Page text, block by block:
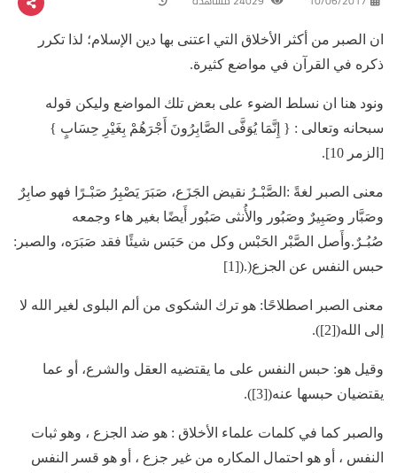
ان الصبر من أكثر الأخلاق التي اعتنى بها دين الإسلام؛ لذا تكرر
ذكره في القرآن في مواضع كثيرة.
ونود هنا ان نسلط الضوء على بعض تلك المواضع وليكن قوله
سبحانه وتعالى : { إِنَّمَا يُوَفَّى الصَّابِرُونَ أَجْرَهُمْ بِغَيْرِ حِسَابٍ }
[الزمر 10].
معنى الصبر لغةً :الصَّبْـرُ نقيض الجَزَع، صَبَرَ يَصْبِرُ صَبْـرًا فهو صابِرٌ
وصَبَّار وصَبِيرٌ وصَبُور والأُنثى صَبُور أَيضًا بغير هاء وجمعه
صُبُـرٌ.وأَصل الصَّبْر الحَبْس وكل من حَبَس شيئًا فقد صَبَرَه، والصبر:
حبس النفس عن الجزع(.([1]
معنى الصبر اصطلاحًا: هو ترك الشكوى من ألم البلوى لغير الله لا
إلى الله([2]).
وقيل هو: حبس النفس على ما يقتضيه العقل والشرع، أو عما
يقتضيان حبسها عنه([3]).
والصبر كما في كلمات علماء الأخلاق : هو ضد الجزع ، وهو ثبات
النفس ، أو هو احتمال المكاره من غير جزع ، أو هو قسر النفس